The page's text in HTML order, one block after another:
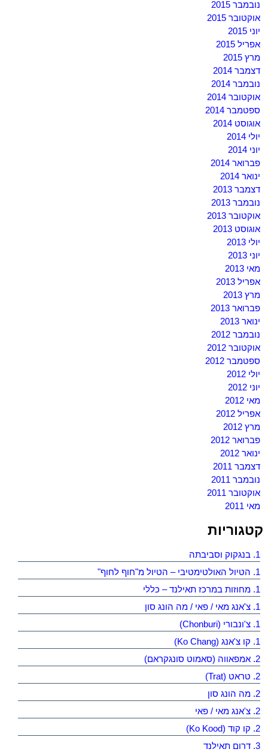
נובמבר 2015
אוקטובר 2015
יוני 2015
אפריל 2015
מרץ 2015
דצמבר 2014
נובמבר 2014
אוקטובר 2014
ספטמבר 2014
אוגוסט 2014
יולי 2014
יוני 2014
פברואר 2014
ינואר 2014
דצמבר 2013
נובמבר 2013
אוקטובר 2013
אוגוסט 2013
יולי 2013
יוני 2013
מאי 2013
אפריל 2013
מרץ 2013
פברואר 2013
ינואר 2013
נובמבר 2012
אוקטובר 2012
ספטמבר 2012
יולי 2012
יוני 2012
מאי 2012
אפריל 2012
מרץ 2012
פברואר 2012
ינואר 2012
דצמבר 2011
נובמבר 2011
אוקטובר 2011
מאי 2011
קטגוריות
1. בנגקוק וסביבתה
1. הטיול האולטימטיבי – הטיול מ"חוף לחוף"
1. מחוזות במרכז תאילנד – כללי
1. צ'אנג מאי / פאי / מה הונג סון
1. צ'ונבורי (Chonburi)
1. קו צ'אנג (Ko Chang)
2. אמפאווה (סאמוט סונגקראם)
2. טראט (Trat)
2. מה הונג סון
2. צ'אנג מאי / פאי
2. קו קוד (Ko Kood)
3. דרום תאילנד